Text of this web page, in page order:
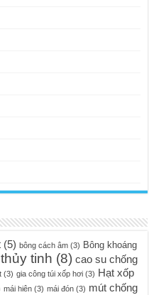
(5) bông cách âm (3) Bông khoáng
tinh (8) cao su chống
(3) gia công túi xốp hơi (3) Hạt xốp
mái hiên (3) mái đón (3) mút chống